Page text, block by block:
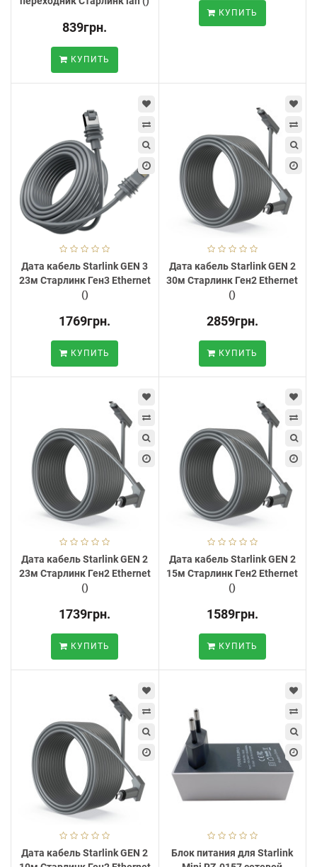
839грн.
КУПИТЬ
КУПИТЬ
Дата кабель Starlink GEN 3
23м Старлинк Ген3 Ethernet
()
1769грн.
КУПИТЬ
Дата кабель Starlink GEN 2
30м Старлинк Ген2 Ethernet
()
2859грн.
КУПИТЬ
Дата кабель Starlink GEN 2
23м Старлинк Ген2 Ethernet
()
1739грн.
КУПИТЬ
Дата кабель Starlink GEN 2
15м Старлинк Ген2 Ethernet
()
1589грн.
КУПИТЬ
Дата кабель Starlink GEN 2
Блок питания для Starlink